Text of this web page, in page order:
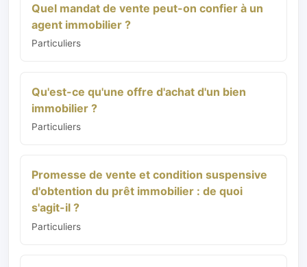
Quel mandat de vente peut-on confier à un
agent immobilier ?
Particuliers
Qu'est-ce qu'une offre d'achat d'un bien
immobilier ?
Particuliers
Promesse de vente et condition suspensive
d'obtention du prêt immobilier : de quoi
s'agit-il ?
Particuliers